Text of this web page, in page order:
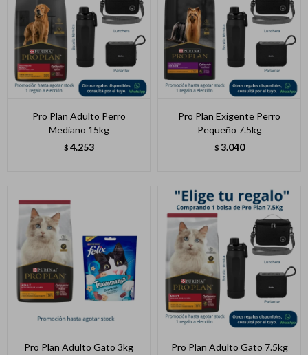
Pro Plan Adulto Perro
Mediano 15kg
$ 4.253
Pro Plan Exigente Perro
Pequeño 7.5kg
$ 3.040
Pro Plan Adulto Gato 3kg Pro Plan Adulto Gato 7.5kg